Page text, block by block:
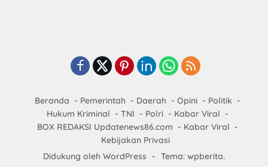
Beranda Pemerintah Daerah Opini
Politik
Hukum Kriminal
TNI Polri
Kabar Viral
BOX REDAKSI Updatenews86.com
Kabar Viral
Kebijakan Privasi
Didukung oleh WordPress
- Tema: wpberita.